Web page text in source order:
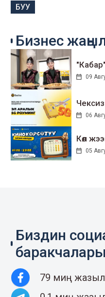
БУУ
Бизнес
09
06
Көл
05
Биздин
79 миң